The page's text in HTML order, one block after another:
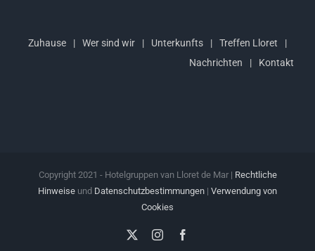
Zuhause Wer sind wir Unterkunfts
Treffen Lloret
Nachrichten
Kontakt
Copyright 2021 - Hotelgruppen van Lloret de Mar | Rechtliche
Hinweise und Datenschutzbestimmungen | Verwendung von
Cookies
Instagram